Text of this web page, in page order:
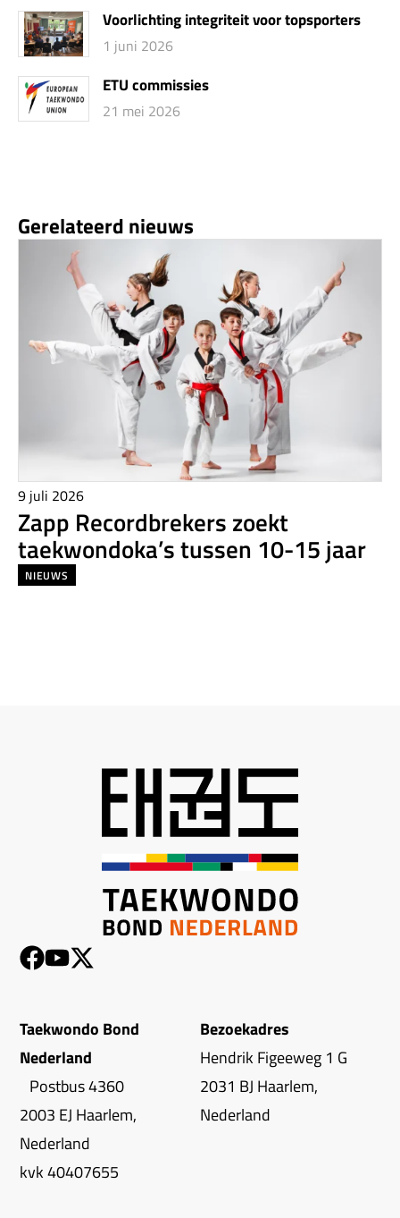
Voorlichting integriteit voor topsporters
1 juni 2026
ETU commissies
21 mei 2026
Gerelateerd nieuws
9 juli 2026
Zapp Recordbrekers zoekt
taekwondoka’s tussen 10-15 jaar
NIEUWS
Taekwondo Bond
Nederland
Postbus 4360
2003 EJ Haarlem,
Nederland
kvk 40407655
Bezoekadres
Hendrik Figeeweg 1 G
2031 BJ Haarlem,
Nederland